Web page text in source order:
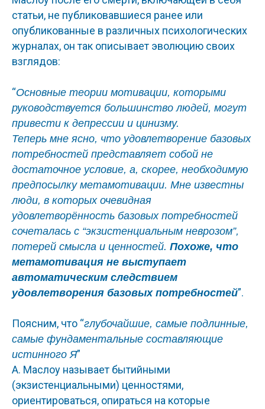
статьи, не публиковавшиеся ранее или
опубликованные в различных психологических
журналах, он так описывает эволюцию своих
взглядов:
“Основные теории мотивации, которыми
руководствуется большинство людей, могут
привести к депрессии и цинизму.
Теперь мне ясно, что удовлетворение базовых
потребностей представляет собой не
достаточное условие, а, скорее, необходимую
предпосылку метамотивации. Мне известны
люди, в которых очевидная
удовлетворённость базовых потребностей
сочеталась с “экзистенциальным неврозом”,
потерей смысла и ценностей. Похоже, что
метамотивация не выступает
автоматическим следствием
удовлетворения базовых потребностей”.
Поясним, что “глубочайшие, самые подлинные,
самые фундаментальные составляющие
истинного Я”
А. Маслоу называет бытийными
(экзистенциальными) ценностями,
ориентироваться, опираться на которые